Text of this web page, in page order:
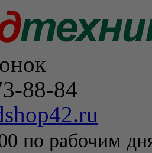
88-84
по рабочим